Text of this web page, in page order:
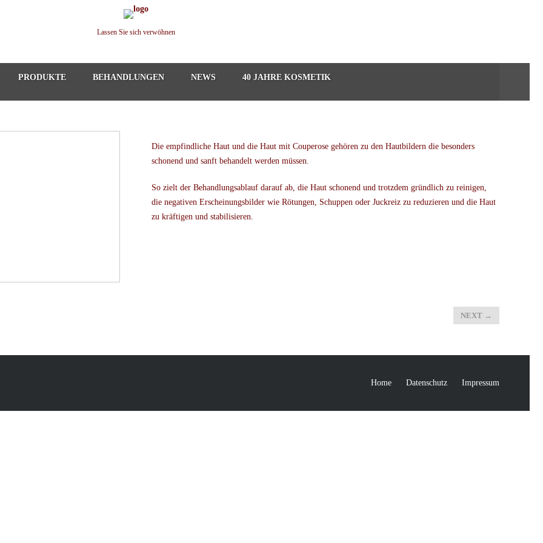
Lassen Sie sich verwöhnen
PRODUKTE BEHANDLUNGEN NEWS 40 JAHRE KOSMETIK
Die empfindliche Haut und die Haut mit Couperose gehören zu den Hautbildern die besonders
schonend und sanft behandelt werden müssen.
So zielt der Behandlungsablauf darauf ab, die Haut schonend und trotzdem gründlich zu reinigen,
die negativen Erscheinungsbilder wie Rötungen, Schuppen oder Juckreiz zu reduzieren und die Haut
zu kräftigen und stabilisieren.
NEXT →
Home Datenschutz Impressum